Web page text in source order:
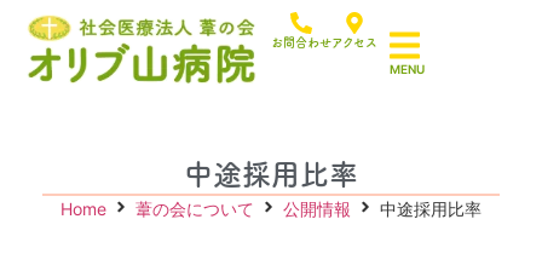
お問合わせアクセス
中途採用比率
Home 葦の会について 公開情報 中途採用比率